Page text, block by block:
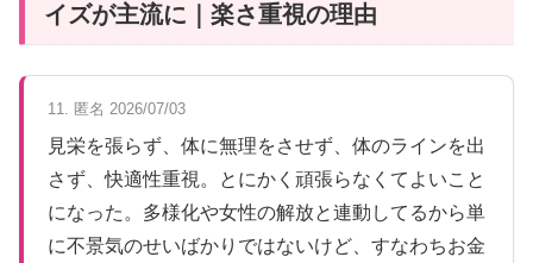
イズが主流に｜楽さ重視の理由
11. 匿名 2026/07/03
見栄を張らず、体に無理をさせず、体のラインを出
さず、快適性重視。とにかく頑張らなくてよいこと
になった。多様化や女性の解放と連動してるから単
に不景気のせいばかりではないけど、すなわちお金